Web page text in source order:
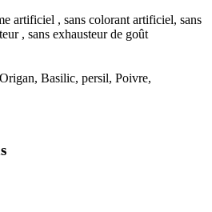
artificiel , sans colorant artificiel, sans
, sans exhausteur de goût
Basilic, persil, Poivre,